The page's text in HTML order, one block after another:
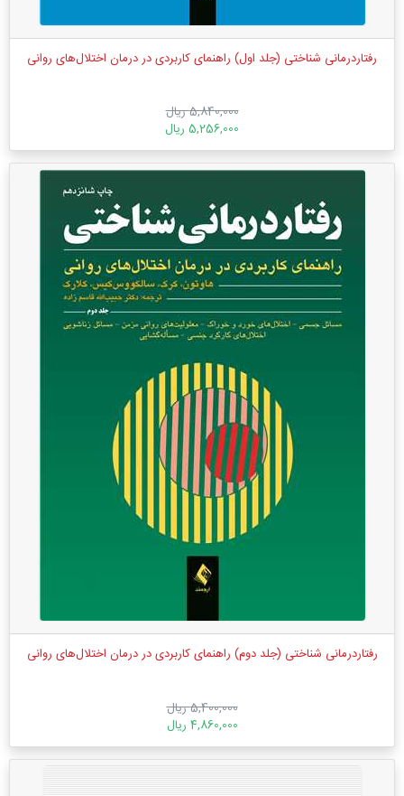
رفتاردرمانی شناختی (جلد اول) راهنمای کاربردی در درمان اختلال‌های روانی
5,840,000 ریال
5,256,000 ریال
رفتاردرمانی شناختی (جلد دوم) راهنمای کاربردی در درمان اختلال‌های روانی
5,400,000 ریال
4,860,000 ریال